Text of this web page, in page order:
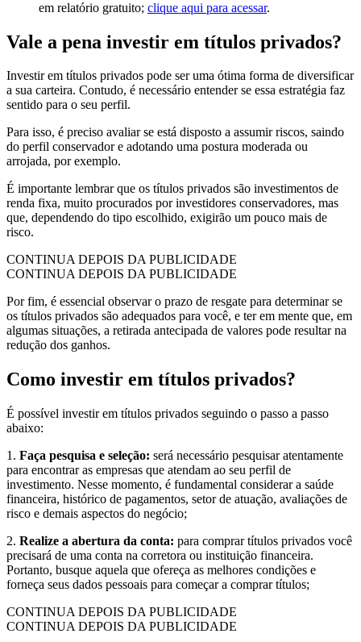
em relatório gratuito; clique aqui para acessar.
Vale a pena investir em títulos privados?
Investir em títulos privados pode ser uma ótima forma de diversificar
a sua carteira. Contudo, é necessário entender se essa estratégia faz
sentido para o seu perfil.
Para isso, é preciso avaliar se está disposto a assumir riscos, saindo
do perfil conservador e adotando uma postura moderada ou
arrojada, por exemplo.
É importante lembrar que os títulos privados são investimentos de
renda fixa, muito procurados por investidores conservadores, mas
que, dependendo do tipo escolhido, exigirão um pouco mais de
risco.
CONTINUA DEPOIS DA PUBLICIDADE
CONTINUA DEPOIS DA PUBLICIDADE
Por fim, é essencial observar o prazo de resgate para determinar se
os títulos privados são adequados para você, e ter em mente que, em
algumas situações, a retirada antecipada de valores pode resultar na
redução dos ganhos.
Como investir em títulos privados?
É possível investir em títulos privados seguindo o passo a passo
abaixo:
1. Faça pesquisa e seleção: será necessário pesquisar atentamente
para encontrar as empresas que atendam ao seu perfil de
investimento. Nesse momento, é fundamental considerar a saúde
financeira, histórico de pagamentos, setor de atuação, avaliações de
risco e demais aspectos do negócio;
2. Realize a abertura da conta: para comprar títulos privados você
precisará de uma conta na corretora ou instituição financeira.
Portanto, busque aquela que ofereça as melhores condições e
forneça seus dados pessoais para começar a comprar títulos;
CONTINUA DEPOIS DA PUBLICIDADE
CONTINUA DEPOIS DA PUBLICIDADE